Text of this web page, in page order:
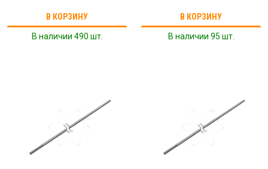
В КОРЗИНУ
В наличии 490 шт.
В КОРЗИНУ
В наличии 95 шт.